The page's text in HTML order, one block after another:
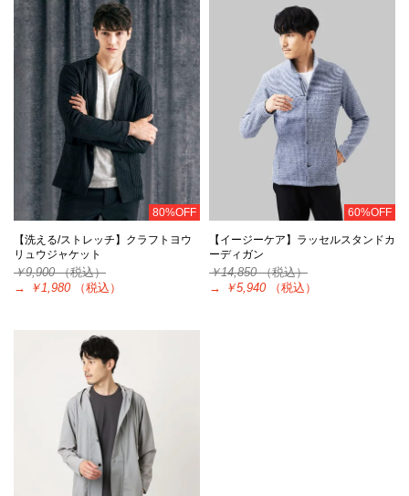
80%OFF
【洗える/ストレッチ】クラフトヨウ
リュウジャケット
￥9,900（税込）
→
￥1,980 （税込）
60%OFF
【イージーケア】ラッセルスタンドカ
ーディガン
￥14,850（税込）
→
￥5,940 （税込）